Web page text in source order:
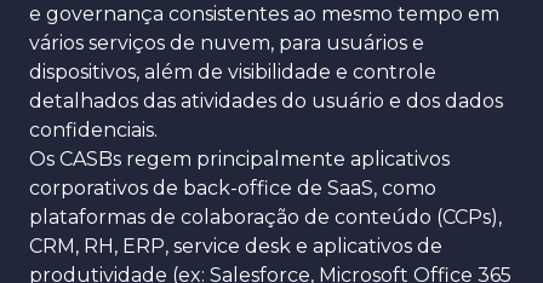
e governança consistentes ao mesmo tempo em
vários serviços de nuvem, para usuários e
dispositivos, além de visibilidade e controle
detalhados das atividades do usuário e dos dados
confidenciais.
Os CASBs regem principalmente aplicativos
corporativos de back-office de SaaS, como
plataformas de colaboração de conteúdo (CCPs),
CRM, RH, ERP, service desk e aplicativos de
produtividade (ex: Salesforce, Microsoft Office 365